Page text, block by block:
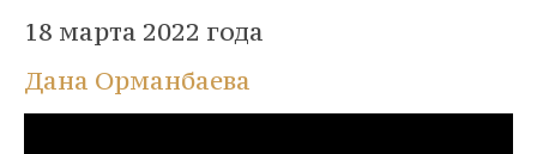
18 марта 2022 года
Дана Орманбаева